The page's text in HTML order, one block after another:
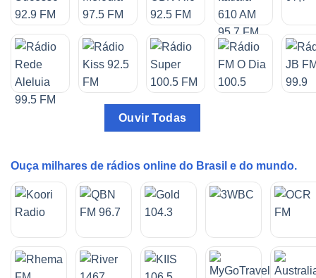
Ouvir Todas
Ouça milhares de rádios online do Brasil e do mundo.